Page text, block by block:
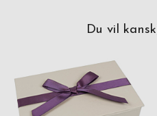
Du vil